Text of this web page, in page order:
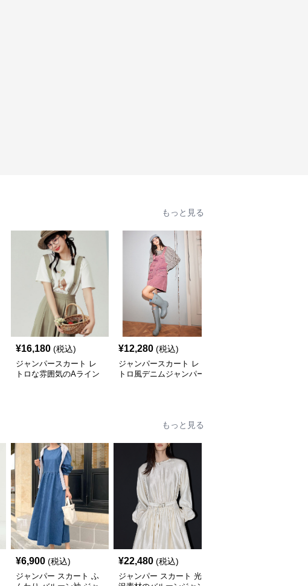
もっと見る
¥16,180 (税込)
ジャンパースカート レ
トロな雰囲気のAライン
¥12,280 (税込)
ジャンパースカート レ
トロ風デニムジャンパー
もっと見る
¥6,900 (税込)
ジャンパー スカート ふ
¥22,480 (税込)
ジャンパー スカート 光